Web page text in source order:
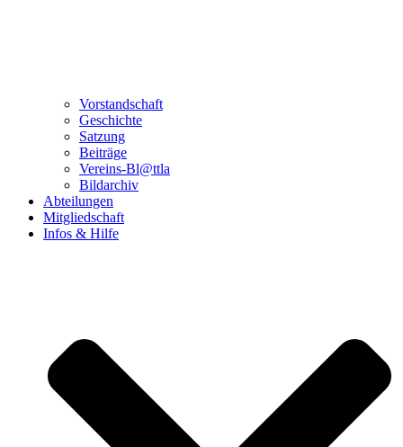
Vorstandschaft
Geschichte
Satzung
Beiträge
Vereins-Bl@ttla
Bildarchiv
Abteilungen
Mitgliedschaft
Infos & Hilfe